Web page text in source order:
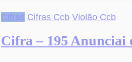
Cristo
sem
Cifras Cifras Ccb Violão Ccb
Cifra – 195 Anunciai